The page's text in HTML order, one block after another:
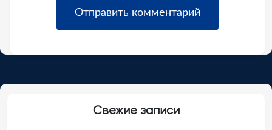
Свежие записи